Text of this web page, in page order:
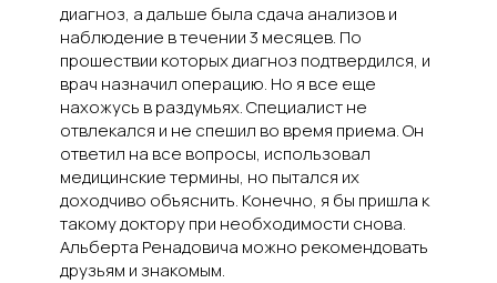
диагноз, а дальше была сдача анализов и
наблюдение в течении 3 месяцев. По
прошествии которых диагноз подтвердился, и
врач назначил операцию. Но я все еще
нахожусь в раздумьях. Специалист не
отвлекался и не спешил во время приема. Он
ответил на все вопросы, использовал
медицинские термины, но пытался их
доходчиво объяснить. Конечно, я бы пришла к
такому доктору при необходимости снова.
Альберта Ренадовича можно рекомендовать
друзьям и знакомым.